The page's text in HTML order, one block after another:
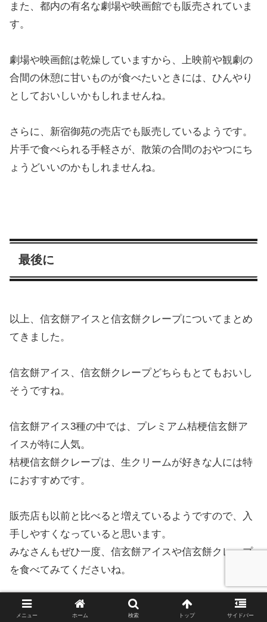
また、都内の有名な劇場や映画館でも販売されていま
す。
劇場や映画館は乾燥していますから、上映前や観劇の
合間の休憩に甘いものが食べたいときには、ひんやり
としておいしいかもしれませんね。
さらに、新宿御苑の売店でも販売しているようです。
片手で食べられる手軽さが、散策の合間のおやつにち
ょうどいいのかもしれませんね。
最後に
以上、信玄餅アイスと信玄餅クレープについてまとめ
てきました。
信玄餅アイス、信玄餅クレープどちらもとてもおいし
そうですね。
信玄餅アイス3種の中では、プレミアム桔梗信玄餅ア
イスが特に人気。
桔梗信玄餅クレープは、生クリームが好きな人には特
におすすめです。
販売店も以前と比べると増えているようですので、入
手しやすくなっていると思います。
みなさんもぜひ一度、信玄餅アイスや信玄餅クレープ
を食べてみてくださいね。
メニュー ホーム 検索 トップ サイドバー